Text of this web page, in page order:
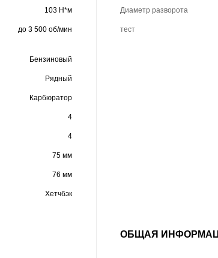
103 Н*м
до 3 500 об/мин
Бензиновый
Рядный
Карбюратор
4
4
75 мм
76 мм
Хетчбэк
Диаметр разворота
тест
ОБЩАЯ